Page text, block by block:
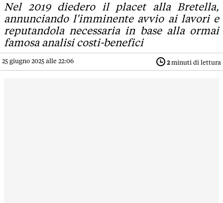
Nel 2019 diedero il placet alla Bretella,
annunciando l'imminente avvio ai lavori e
reputandola necessaria in base alla ormai
famosa analisi costi-benefici
25 giugno 2025 alle 22:06 2minuti di lettura